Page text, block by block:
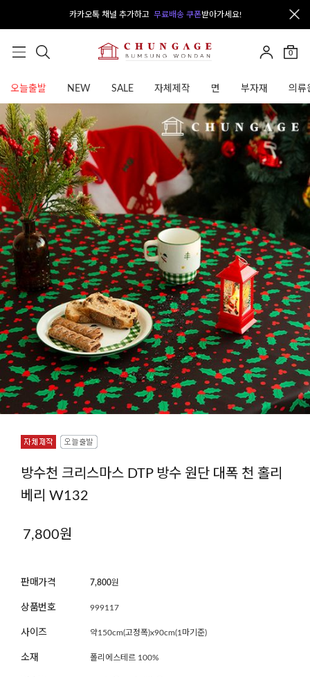
카카오톡 채널 추가하고 무료배송 쿠폰받아가세요!
0
오늘출발 NEW SALE 자체제작 면 부자재 의류
방수천 크리스마스 DTP 방수 원단 대폭 천 홀리
베리 W132
7,800원
판매가격 7,800원
상품번호 999117
사이즈 약150cm(고정폭)x90cm(1마기준)
소재 폴리에스테르 100%